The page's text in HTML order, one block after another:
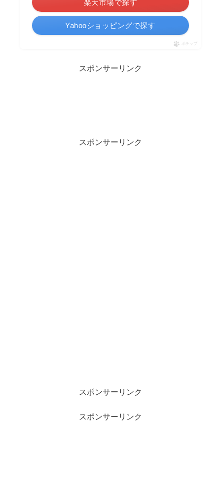
楽天市場で探す
Yahooショッピングで探す
ポチップ
スポンサーリンク
スポンサーリンク
スポンサーリンク
スポンサーリンク